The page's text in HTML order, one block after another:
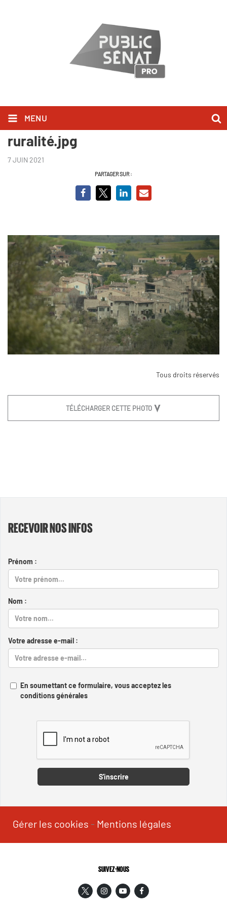
MENU
SEA - Violences conjugales en
ruralité.jpg
7 JUIN 2021
PARTAGER SUR :
Tous droits réservés
TÉLÉCHARGER CETTE PHOTO
RECEVOIR NOS INFOS
Prénom :
Nom :
Votre adresse e-mail :
En soumettant ce formulaire, vous acceptez les
conditions générales
S'inscrire
Gérer les cookies - Mentions légales
SUIVEZ-NOUS